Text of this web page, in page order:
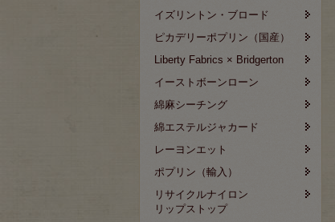
イズリントン・ブロード
ピカデリーポプリン（国産）
Liberty Fabrics × Bridgerton
イーストボーンローン
綿麻シーチング
綿エステルジャカード
レーヨンエット
ポプリン（輸入）
リサイクルナイロン
リップストップ